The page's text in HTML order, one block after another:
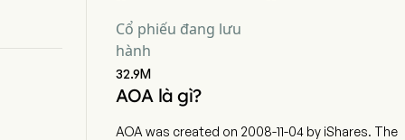
Cổ phiếu đang lưu
hành
32.9M
AOA là gì?
AOA was created on 2008-11-04 by iShares. The